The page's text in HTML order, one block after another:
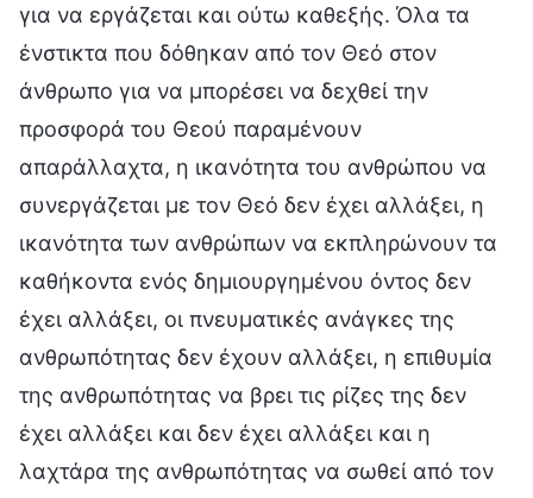
για να εργάζεται και ούτω καθεξής. Όλα τα
ένστικτα που δόθηκαν από τον Θεό στον
άνθρωπο για να μπορέσει να δεχθεί την
προσφορά του Θεού παραμένουν
απαράλλαχτα, η ικανότητα του ανθρώπου να
συνεργάζεται με τον Θεό δεν έχει αλλάξει, η
ικανότητα των ανθρώπων να εκπληρώνουν τα
καθήκοντα ενός δημιουργημένου όντος δεν
έχει αλλάξει, οι πνευματικές ανάγκες της
ανθρωπότητας δεν έχουν αλλάξει, η επιθυμία
της ανθρωπότητας να βρει τις ρίζες της δεν
έχει αλλάξει και δεν έχει αλλάξει και η
λαχτάρα της ανθρωπότητας να σωθεί από τον